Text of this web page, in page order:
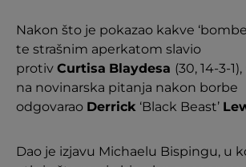
Nakon što je pokazao kakve
te strašnim aperkatom slavio
protiv Curtisa Blaydesa (30, 14-3-
na novinarska pitanja nakon borbe
odgovarao Derrick ‘Black Beast’
Dao je izjavu Michaelu Bispingu, u